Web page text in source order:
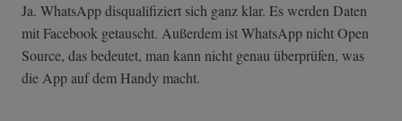
Ja. WhatsApp disqualifiziert sich ganz klar. Es werden Daten
mit Facebook getauscht. Außerdem ist WhatsApp nicht Open
Source, das bedeutet, man kann nicht genau überprüfen, was
die App auf dem Handy macht.